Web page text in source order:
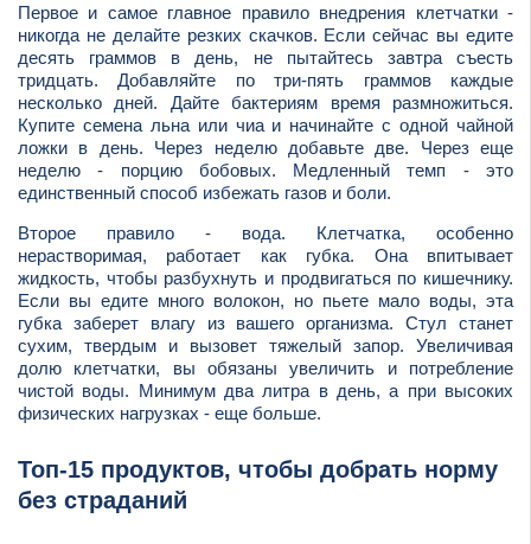
Первое и самое главное правило внедрения клетчатки -
никогда не делайте резких скачков. Если сейчас вы едите
десять граммов в день, не пытайтесь завтра съесть
тридцать. Добавляйте по три-пять граммов каждые
несколько дней. Дайте бактериям время размножиться.
Купите семена льна или чиа и начинайте с одной чайной
ложки в день. Через неделю добавьте две. Через еще
неделю - порцию бобовых. Медленный темп - это
единственный способ избежать газов и боли.
Второе правило - вода. Клетчатка, особенно
нерастворимая, работает как губка. Она впитывает
жидкость, чтобы разбухнуть и продвигаться по кишечнику.
Если вы едите много волокон, но пьете мало воды, эта
губка заберет влагу из вашего организма. Стул станет
сухим, твердым и вызовет тяжелый запор. Увеличивая
долю клетчатки, вы обязаны увеличить и потребление
чистой воды. Минимум два литра в день, а при высоких
физических нагрузках - еще больше.
Топ-15 продуктов, чтобы добрать норму
без страданий